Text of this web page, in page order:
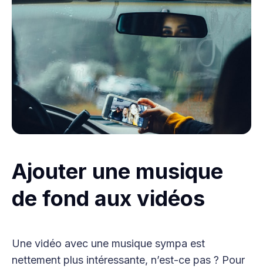
Ajouter une musique
de fond aux vidéos
Une vidéo avec une musique sympa est
nettement plus intéressante, n’est-ce pas ? Pour